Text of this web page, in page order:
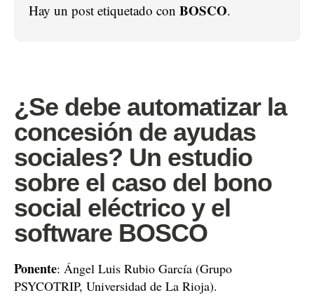
Hay un post etiquetado con BOSCO.
¿Se debe automatizar la
concesión de ayudas
sociales? Un estudio
sobre el caso del bono
social eléctrico y el
software BOSCO
Ponente: Ángel Luis Rubio García (Grupo
PSYCOTRIP, Universidad de La Rioja).